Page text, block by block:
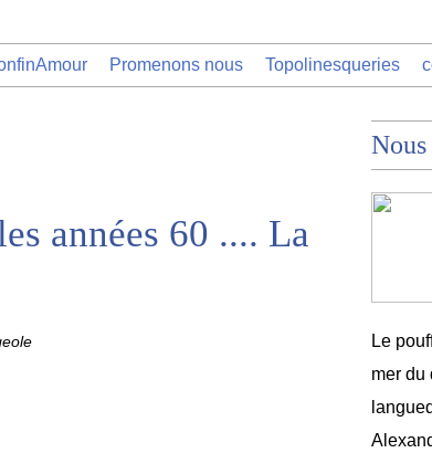
Promenons nous Topolinesqueries
années 60 .... La
Le
mer du